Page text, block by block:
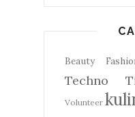
Beauty
Techno
Volunteer